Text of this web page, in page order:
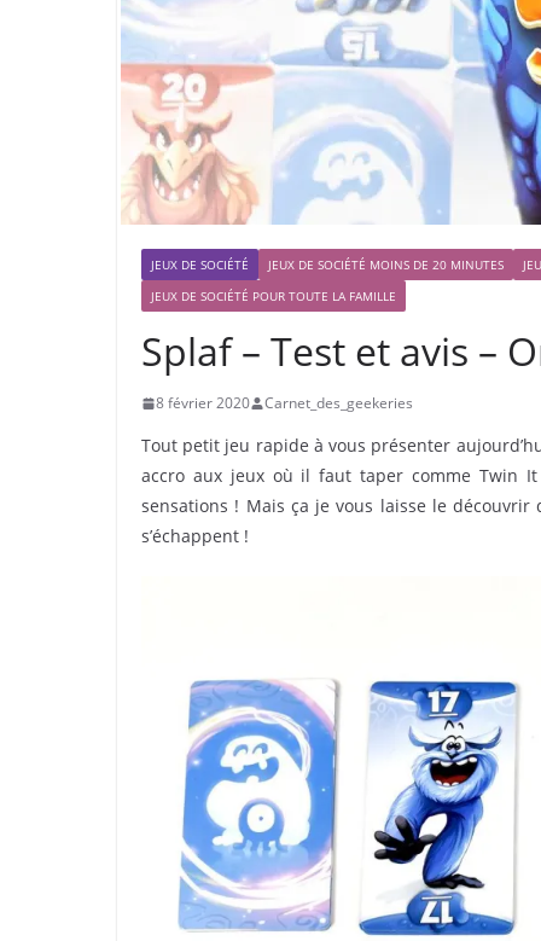
JEUX DE SOCIÉTÉ JEUX DE SOCIÉTÉ MOINS DE 20 MINUTES
JEUX DE SOCIÉTÉ POUR TOUTE LA FAMILLE
Splaf – Test et avis –
8 février 2020 Carnet_des_geekeries
Tout petit jeu rapide à vous présenter
accro aux jeux où il faut taper comme Twin
sensations ! Mais ça je vous laisse le
s’échappent !